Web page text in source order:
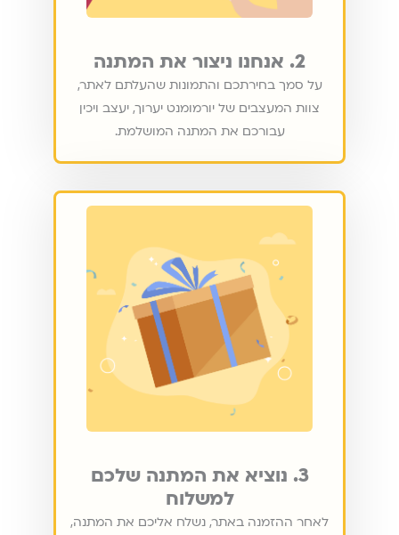
2. אנחנו ניצור את המתנה
על סמך בחירתכם והתמונות שהעלתם לאתר,
צוות המעצבים של יורמומנט יערוך, יעצב ויכין
עבורכם את המתנה המושלמת.
3. נוציא את המתנה שלכם
למשלוח
לאחר ההזמנה באתר, נשלח אליכם את המתנה,